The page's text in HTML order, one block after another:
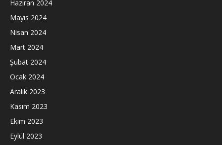
Haziran 2024
Mayıs 2024
Nisan 2024
Mart 2024
Şubat 2024
Ocak 2024
Aralık 2023
Kasım 2023
Ekim 2023
Eylül 2023